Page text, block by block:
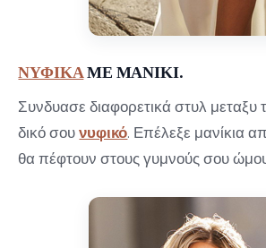
ΝΥΦΙΚΑΜΕ ΜΑΝΙΚΙ.
Συνδυασε διαφορετικά στυλ μεταξυ
δικό σουνυφικό. Επέλεξε μανίκια
θα πέφτουν στους γυμνούς σου